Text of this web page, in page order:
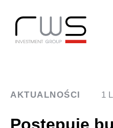
AKTUALNOŚCI 1